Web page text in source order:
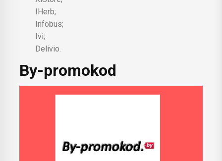
IHerb;
Infobus;
Ivi;
Delivio.
By-promokod